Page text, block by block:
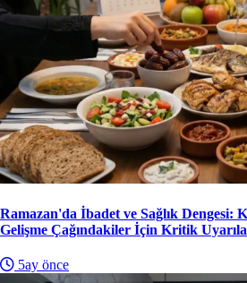
Ramazan'da İbadet ve Sağlık Dengesi:
Gelişme Çağındakiler İçin Kritik
5ay önce